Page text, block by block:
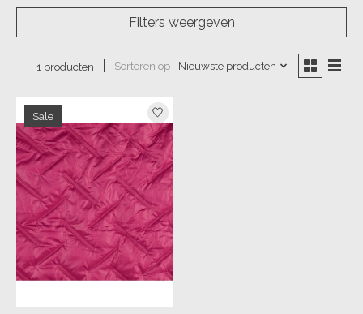
Filters weergeven
1 producten Sorteren op Nieuwste producten
Sale